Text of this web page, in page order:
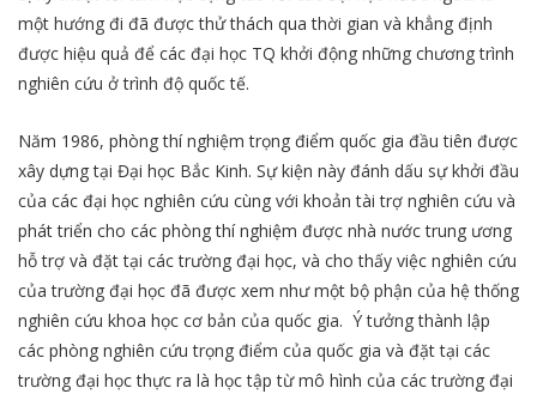
một hướng đi đã được thử thách qua thời gian và khẳng định
được hiệu quả để các đại học TQ khởi động những chương trình
nghiên cứu ở trình độ quốc tế.
Năm 1986, phòng thí nghiệm trọng điểm quốc gia đầu tiên được
xây dựng tại Đại học Bắc Kinh. Sự kiện này đánh dấu sự khởi đầu
của các đại học nghiên cứu cùng với khoản tài trợ nghiên cứu và
phát triển cho các phòng thí nghiệm được nhà nước trung ương
hỗ trợ và đặt tại các trường đại học, và cho thấy việc nghiên cứu
của trường đại học đã được xem như một bộ phận của hệ thống
nghiên cứu khoa học cơ bản của quốc gia. Ý tưởng thành lập
các phòng nghiên cứu trọng điểm của quốc gia và đặt tại các
trường đại học thực ra là học tập từ mô hình của các trường đại